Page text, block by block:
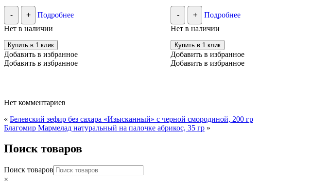
- +
Подробнее
Нет в наличии
Купить в 1 клик
Добавить в избранное
Добавить в избранное
- +
Подробнее
Нет в наличии
Купить в 1 клик
Добавить в избранное
Добавить в избранное
Нет комментариев
« Белевский зефир без сахара «Изысканный» с черной смородиной, 200 гр
Благомир Мармелад натуральный на палочке абрикос, 35 гр »
Поиск товаров
Поиск товаров
×